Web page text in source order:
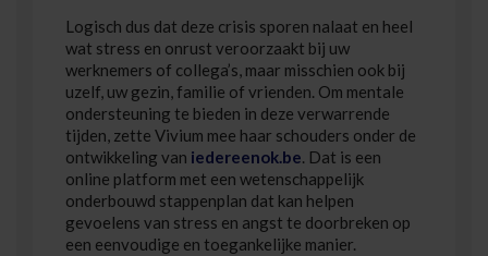
Logisch dus dat deze crisis sporen nalaat en heel
wat stress en onrust veroorzaakt bij uw
werknemers of collega’s, maar misschien ook bij
uzelf, uw gezin, familie of vrienden. Om mentale
ondersteuning te bieden in deze verwarrende
tijden, zette Vivium mee haar schouders onder de
ontwikkeling van iedereenok.be. Dat is een
online platform met een wetenschappelijk
onderbouwd stappenplan dat kan helpen
gevoelens van stress en angst te doorbreken op
een eenvoudige en toegankelijke manier.